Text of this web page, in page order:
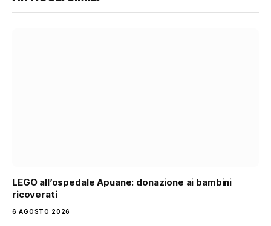
LEGO all’ospedale Apuane: donazione ai bambini
ricoverati
6 AGOSTO 2026